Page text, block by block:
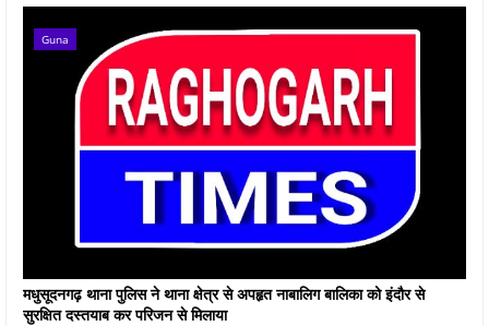
Guna
मधुसूदनगढ़ थाना पुलिस ने थाना क्षेत्र से अपहृत नाबालिग बालिका को इंदौर से
सुरक्षित दस्तयाब कर परिजन से मिलाया